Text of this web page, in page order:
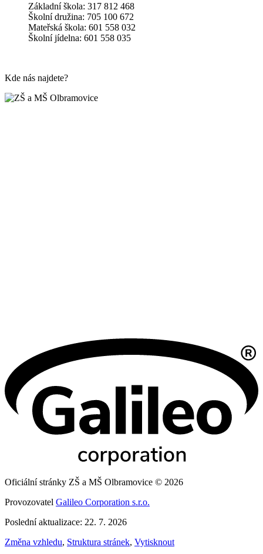
Základní škola: 317 812 468
Školní družina: 705 100 672
Mateřská škola: 601 558 032
Školní jídelna: 601 558 035
Kde nás najdete?
Oficiální stránky ZŠ a MŠ Olbramovice © 2026
Provozovatel Galileo Corporation s.r.o.
Poslední aktualizace: 22. 7. 2026
Změna vzhledu, Struktura stránek, Vytisknout